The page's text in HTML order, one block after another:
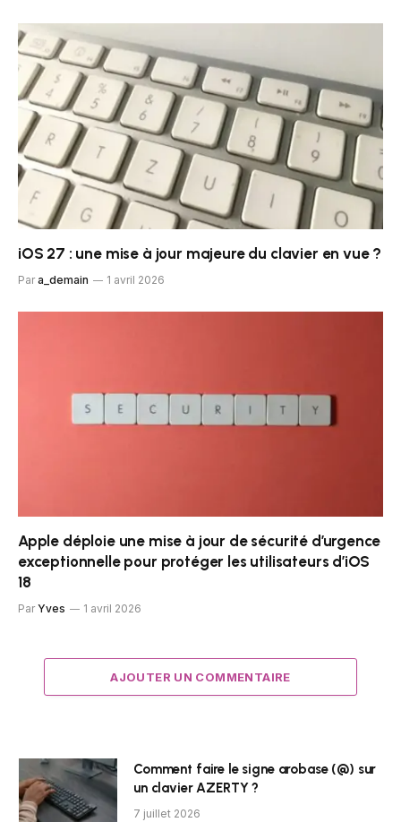
iOS 27 : une mise à jour majeure du clavier en vue ?
Par a_demain 1 avril 2026
Apple déploie une mise à jour de sécurité d’urgence
exceptionnelle pour protéger les utilisateurs d’iOS
18
Par Yves 1 avril 2026
AJOUTER UN COMMENTAIRE
Comment faire le signe arobase (@) sur
un clavier AZERTY ?
7 juillet 2026